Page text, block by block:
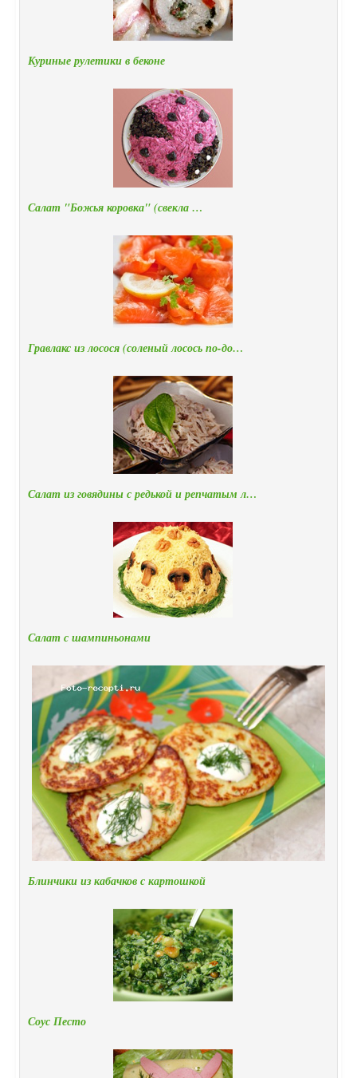
Куриные рулетики в беконе
Салат "Божья коровка" (свекла …
Гравлакс из лосося (соленый лосось по-до…
Салат из говядины с редькой и репчатым л…
Салат с шампиньонами
Блинчики из кабачков с картошкой
Соус Песто